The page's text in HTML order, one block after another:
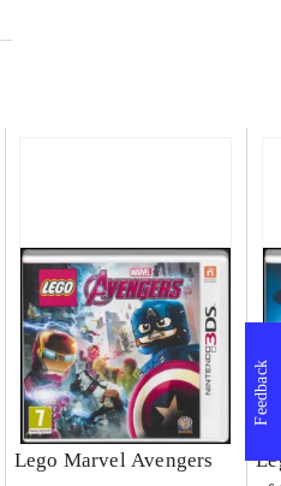
Lego Marvel Avengers
Feedback